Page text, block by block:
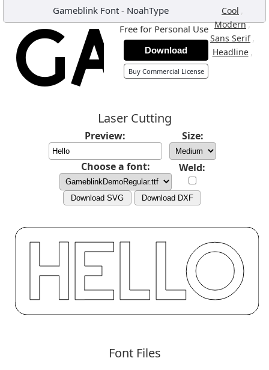
Gameblink Font- NoahType Cool ,
Modern,
Sans Serif ,
Headline ,
Free for Personal Use
Download
Buy Commercial License
Laser Cutting
Preview: Size:
Choose a font: Weld:
Download SVG Download DXF
Font Files